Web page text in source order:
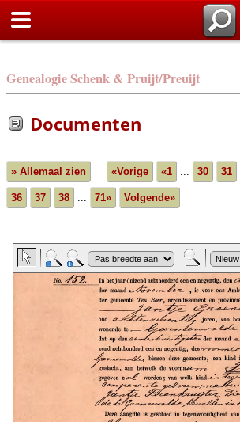
Genealogie Schenk & Pruijt/Preuijt
Documenten
» Allemaal zien «Vorige «1 ... 30 31
36 37 38 ... 71» Volgende»